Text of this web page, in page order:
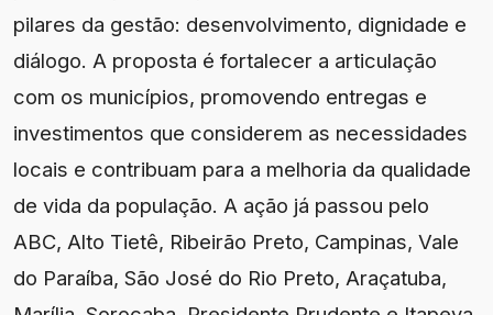
pilares da gestão: desenvolvimento, dignidade e
diálogo. A proposta é fortalecer a articulação
com os municípios, promovendo entregas e
investimentos que considerem as necessidades
locais e contribuam para a melhoria da qualidade
de vida da população. A ação já passou pelo
ABC, Alto Tietê, Ribeirão Preto, Campinas, Vale
do Paraíba, São José do Rio Preto, Araçatuba,